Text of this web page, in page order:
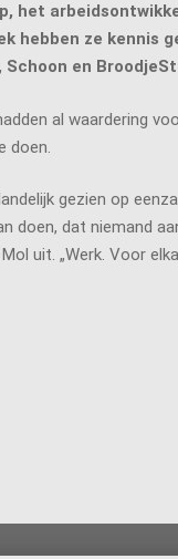
het
hebben ze kennis
Schoon en
al waardering
doen.
gezien op
doen, dat niemand
uit. „Werk. Voor